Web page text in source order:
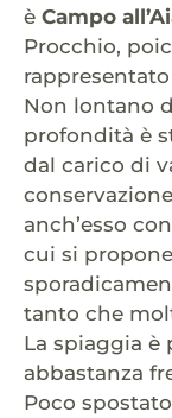
è Campo
Procchio,
Non lontano
profondità è
dal carico di
anch’esso
cui si
tanto che
La spiaggia è
abbastanza
Poco